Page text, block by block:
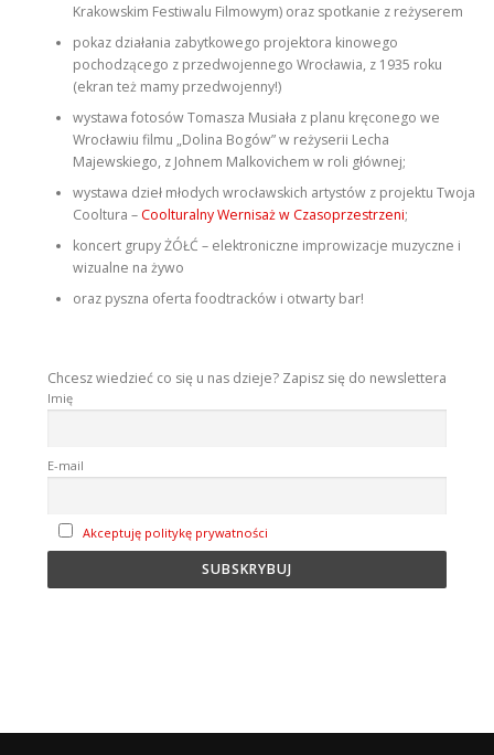
Krakowskim Festiwalu Filmowym) oraz spotkanie z reżyserem
pokaz działania zabytkowego projektora kinowego
pochodzącego z przedwojennego Wrocławia, z 1935 roku
(ekran też mamy przedwojenny!)
wystawa fotosów Tomasza Musiała z planu kręconego we
Wrocławiu filmu „Dolina Bogów” w reżyserii Lecha
Majewskiego, z Johnem Malkovichem w roli głównej;
wystawa dzieł młodych wrocławskich artystów z projektu Twoja
Cooltura – Coolturalny Wernisaż w Czasoprzestrzeni;
koncert grupy ŻÓŁĆ – elektroniczne improwizacje muzyczne i
wizualne na żywo
oraz pyszna oferta foodtracków i otwarty bar!
Chcesz wiedzieć co się u nas dzieje? Zapisz się do newslettera
Imię
E-mail
Akceptuję politykę prywatności